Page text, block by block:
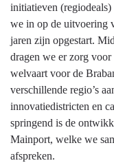
initiatieven
we in op de uitvoering
jaren zijn opgestart.
dragen we er zorg voor
welvaart voor de
verschillende regio’s
innovatiedistricten en
springend is de
Mainport, welke we
afspreken.